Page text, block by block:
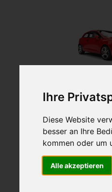
Ihre
Diese Website
besser an Ihre
kommen oder um
Alle akzeptieren